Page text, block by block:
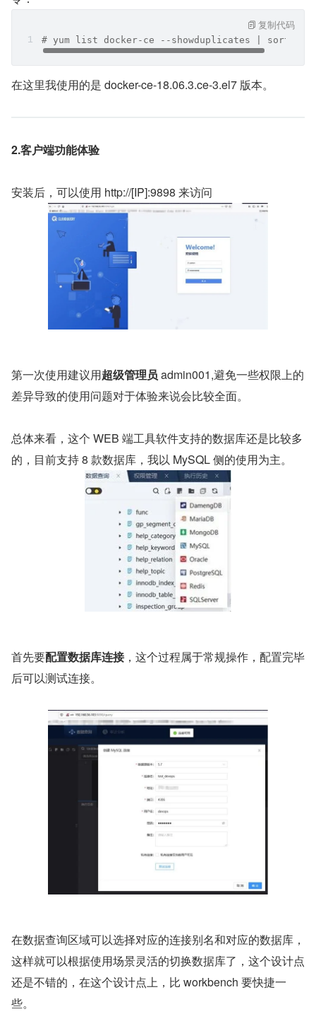
# yum list docker-ce --showduplicates | sort -r
复制代码
在这里我使用的是 docker-ce-18.06.3.ce-3.el7 版本。
2.客户端功能体验
安装后，可以使用 http://[IP]:9898 来访问
第一次使用建议用超级管理员 admin001,避免一些权限上的
差异导致的使用问题对于体验来说会比较全面。
总体来看，这个 WEB 端工具软件支持的数据库还是比较多
的，目前支持 8 款数据库，我以 MySQL 侧的使用为主。
首先要配置数据库连接，这个过程属于常规操作，配置完毕
后可以测试连接。
在数据查询区域可以选择对应的连接别名和对应的数据库，
这样就可以根据使用场景灵活的切换数据库了，这个设计点
还是不错的，在这个设计点上，比 workbench 要快捷一
些。